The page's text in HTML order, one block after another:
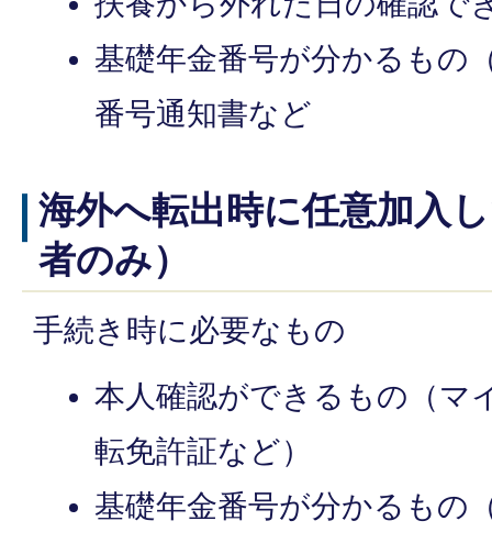
基礎年金番号が分かるもの
番号通知書など
海外へ転出時に任意加入
者のみ）
手続き時に必要なもの
本人確認ができるもの（マ
転免許証など）
基礎年金番号が分かるもの